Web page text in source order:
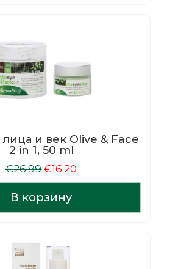
и век Olive & Face
2 in 1, 50 ml
€26.99Первоначальная
цена
составляла
€26.99.
€16.20
цена:
В корзину